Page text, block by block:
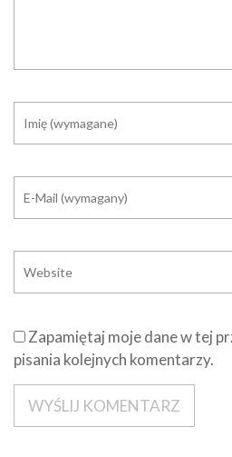
Zapamiętaj moje dane w tej
pisania kolejnych komentarzy.